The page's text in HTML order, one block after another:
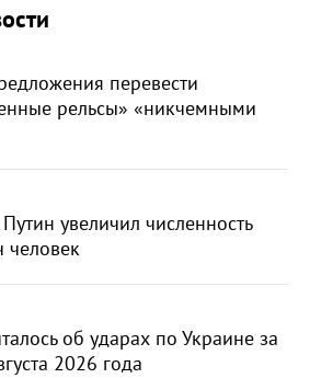
перевести
рельсы» «никчемными
увеличил численность
человек
об ударах по Украине за
2026 года